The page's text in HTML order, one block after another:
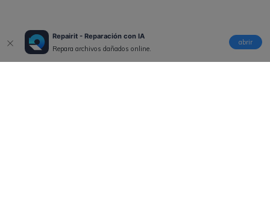
Repairit - Reparación con IA
Repara archivos dañados online.
abrir